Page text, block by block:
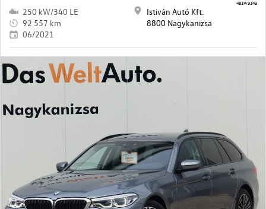
250 kW/340 LE
92 557 km
06/2021
Istiván Autó Kft.
8800 Nagykanizsa
4819/3143